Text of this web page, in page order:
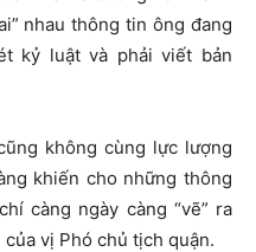
nhau thông tin ông đang
kỷ luật và phải viết bản
không cùng lực lượng
khiến cho những thông
càng ngày càng “vẽ” ra
vị Phó chủ tịch quận.